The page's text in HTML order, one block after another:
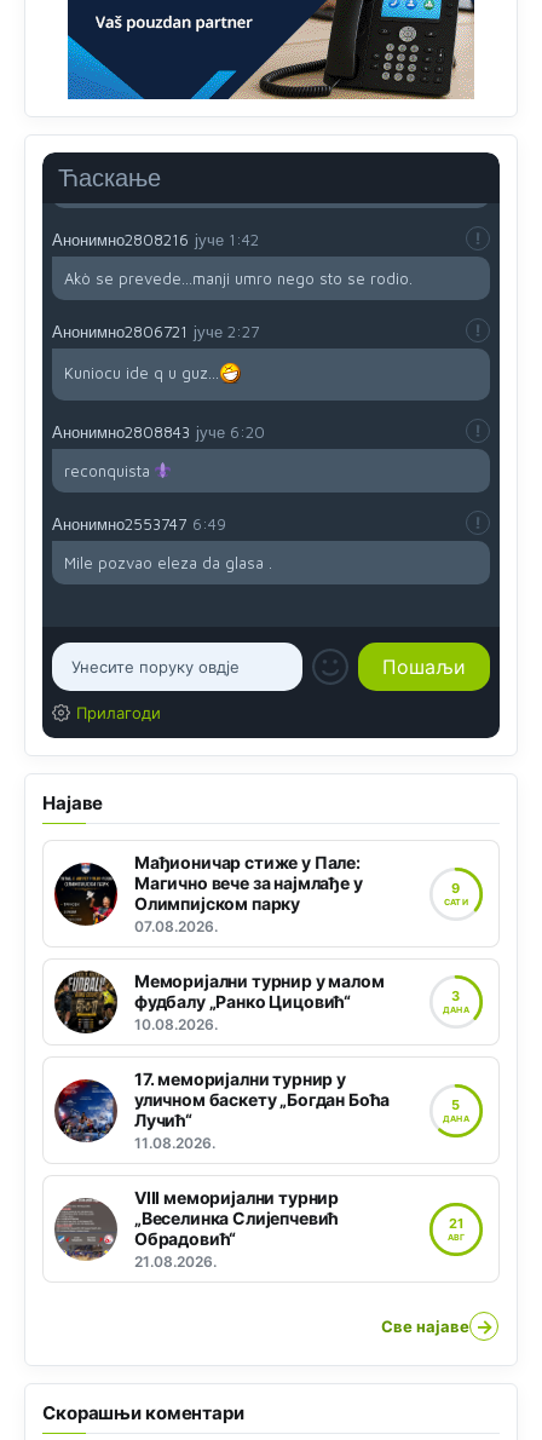
Ћаскање
Sve i da se nekim čudom vojska Srbije "vrati" na
Kosovo-kome će se vratiti? Gdje je dobrodošla i koga
da brani? A imamo vojsku Kosova kojoj želimo svako
dobro i da se što bolje opreme
i mi tebi želimo dug život i tešku bolest
Анонимно2808216 јуче 1:42
Akò se prevede...manji umro nego sto se rodio.
Анонимно2806721 јуче 2:27
Kuniocu ide q u guz...
Анонимно2808843 јуче 6:20
reconquista
Анонимно2553747 6:49
Mile pozvao eleza da glasa .
Прилагоди
Најаве
Мађионичар стиже у Пале:
Магично вече за најмлађе у
Олимпијском парку
07.08.2026.
9
САТИ
Меморијални турнир у малом
фудбалу „Ранко Цицовић“
10.08.2026.
3
ДАНА
17. меморијални турнир у
уличном баскету „Богдан Боћа
Лучић“
11.08.2026.
5
ДАНА
VIII меморијални турнир
„Веселинка Слијепчевић
Обрадовић“
21.08.2026.
21
АВГ
Све најаве →
Скорашњи коментари